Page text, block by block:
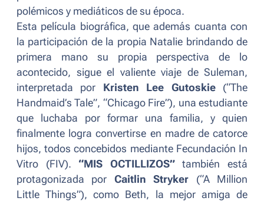
polémicos y mediáticos de su época.
Esta película biográfica, que además cuanta con
la participación de la propia Natalie brindando de
primera mano su propia perspectiva de lo
acontecido, sigue el valiente viaje de Suleman,
interpretada por Kristen Lee Gutoskie(“The
Handmaid’s Tale”, “Chicago Fire”), una estudiante
que luchaba por formar una familia, y quien
finalmente logra convertirse en madre de catorce
hijos, todos concebidos mediante Fecundación In
Vitro (FIV). “MIS OCTILLIZOS”también está
protagonizada por Caitlin Stryker (“A Million
Little Things”), como Beth, la mejor amiga de